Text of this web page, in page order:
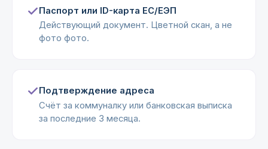
Паспорт или ID-карта ЕС/ЕЭП
Действующий документ. Цветной скан, а не
фото фото.
Подтверждение адреса
Счёт за коммуналку или банковская выписка
за последние 3 месяца.